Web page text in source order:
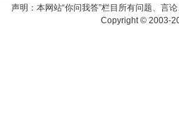
声明：本网站“你问我答”栏目所有问题、言
Copyright © 2003-